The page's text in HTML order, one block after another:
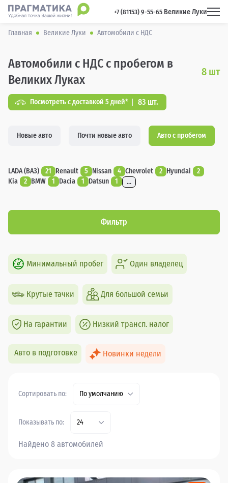
+7 (81153) 9-55-65 Великие Луки
Главная Великие Луки Автомобили с НДС
Автомобили с НДС с пробегом в
Великих Луках
8 шт
Посмотреть с доставкой 5 дней* 83 шт.
Новые авто Почти новые авто Авто с пробегом
LADA (ВАЗ) 21 Renault 5 Nissan 4 Chevrolet 2 Hyundai
2
Kia
2 BMW 1 Dacia 1 Datsun 1 ...
Фильтр
Минимальный пробег Один владелец
Крутые тачки Для большой семьи
На гарантии Низкий трансп. налог
Авто в подготовке Новинки недели
Сортировать по: По умолчанию
Показывать по: 24
Найдено 8 автомобилей